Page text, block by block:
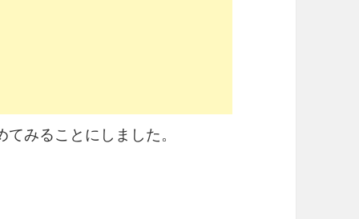
みることにしました。